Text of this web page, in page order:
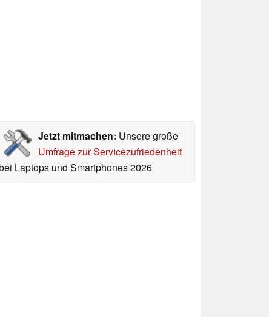
Jetzt mitmachen: Unsere große
Umfrage zur Servicezufriedenheit
Laptops und Smartphones 2026